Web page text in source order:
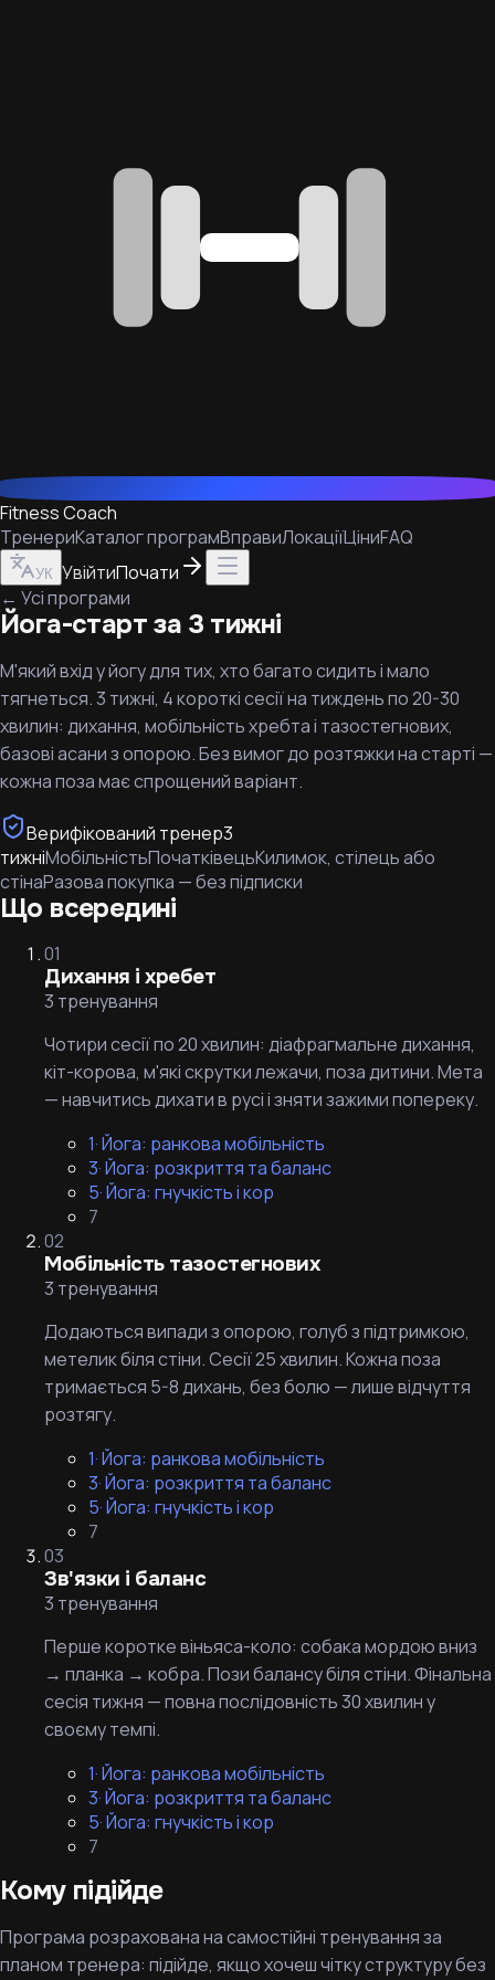
Fitness Coach
ТренериКаталог програмВправиЛокаціїЦіниFAQ
УК УвійтиПочати
← Усі програми
Йога-старт за 3 тижні
М'який вхід у йогу для тих, хто багато сидить і мало
тягнеться. 3 тижні, 4 короткі сесії на тиждень по 20-30
хвилин: дихання, мобільність хребта і тазостегнових,
базові асани з опорою. Без вимог до розтяжки на старті —
кожна поза має спрощений варіант.
Верифікований тренер3
тижніМобільністьПочатківецьКилимок, стілець або
стінаРазова покупка — без підписки
Що всередині
01
Дихання і хребет
3 тренування
Чотири сесії по 20 хвилин: діафрагмальне дихання,
кіт-корова, м'які скрутки лежачи, поза дитини. Мета
— навчитись дихати в русі і зняти зажими попереку.
1·Йога: ранкова мобільність
3·Йога: розкриття та баланс
5·Йога: гнучкість і кор
7
02
Мобільність тазостегнових
3 тренування
Додаються випади з опорою, голуб з підтримкою,
метелик біля стіни. Сесії 25 хвилин. Кожна поза
тримається 5-8 дихань, без болю — лише відчуття
розтягу.
1·Йога: ранкова мобільність
3·Йога: розкриття та баланс
5·Йога: гнучкість і кор
7
03
Зв'язки і баланс
3 тренування
Перше коротке віньяса-коло: собака мордою вниз
→ планка → кобра. Пози балансу біля стіни. Фінальна
сесія тижня — повна послідовність 30 хвилин у
своєму темпі.
1·Йога: ранкова мобільність
3·Йога: розкриття та баланс
5·Йога: гнучкість і кор
7
Кому підійде
Програма розрахована на самостійні тренування за
планом тренера: підійде, якщо хочеш чітку структуру без